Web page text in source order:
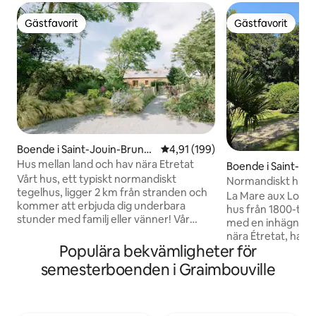
Gästfavorit
Gästfavorit
Boende i Saint-Jouin-Brune
val
4,91 av 5 i genomsnittligt
4,91 (199)
Hus mellan land och hav nära Etretat
Vårt hus, ett typiskt normandiskt
tegelhus, ligger 2 km från stranden och
kommer att erbjuda dig underbara
stunder med familj eller vänner! Vår
Étretat och 35 minuter från Honfleur
och erbjuder ett stort utbud av
aktiviteter och sevärdheter (parker och
Gästfavorit
Gästfavorit
Boende i Saint-
Normandiskt hus
havet och Étretat
La Mare aux
hus från 1800-
med en inhägnad
nära Étretat,
utkanten av
naturlig oas bara
stränderna och
Populära bekvämligheter för
semesterboenden i Graimbouville